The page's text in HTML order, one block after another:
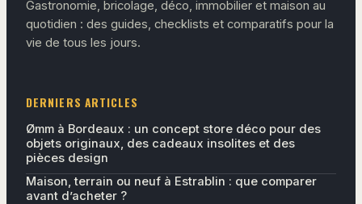
Gastronomie, bricolage, déco, immobilier et maison au
quotidien : des guides, checklists et comparatifs pour la
vie de tous les jours.
DERNIERS ARTICLES
Ømm à Bordeaux : un concept store déco pour des
objets originaux, des cadeaux insolites et des
pièces design
Maison, terrain ou neuf à Estrablin : que comparer
avant d’acheter ?